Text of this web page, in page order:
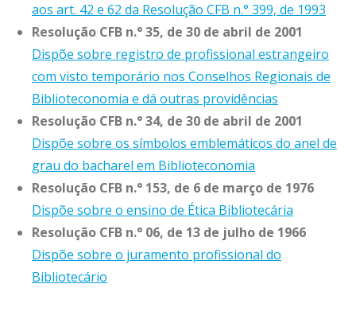
aos art. 42 e 62 da Resolução CFB n.° 399, de 1993
Resolução CFB n.° 35, de 30 de abril de 2001
Dispõe sobre registro de profissional estrangeiro
com visto temporário nos Conselhos Regionais de
Biblioteconomia e dá outras providências
Resolução CFB n.° 34, de 30 de abril de 2001
Dispõe sobre os símbolos emblemáticos do anel de
grau do bacharel em Biblioteconomia
Resolução CFB n.° 153, de 6 de março de 1976
Dispõe sobre o ensino de Ética Bibliotecária
Resolução CFB n.° 06, de 13 de julho de 1966
Dispõe sobre o juramento profissional do
Bibliotecário